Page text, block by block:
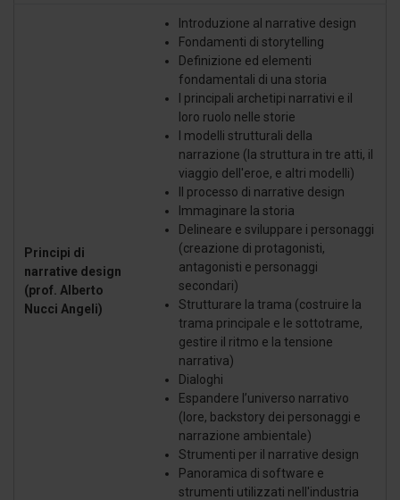
Principi di
narrative design
(prof. Alberto
Nucci Angeli)
Introduzione al narrative design
Fondamenti di storytelling
Definizione ed elementi
fondamentali di una storia
I principali archetipi narrativi e il
loro ruolo nelle storie
I modelli strutturali della
narrazione (la struttura in tre atti, il
viaggio dell'eroe, e altri modelli)
Il processo di narrative design
Immaginare la storia
Delineare e sviluppare i personaggi
(creazione di protagonisti,
antagonisti e personaggi
secondari)
Strutturare la trama (costruire la
trama principale e le sottotrame,
gestire il ritmo e la tensione
narrativa)
Dialoghi
Espandere l’universo narrativo
(lore, backstory dei personaggi e
narrazione ambientale)
Strumenti per il narrative design
Panoramica di software e
strumenti utilizzati nell'industria